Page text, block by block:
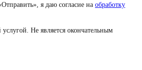
я даю согласие на обработку
Не является окончательным